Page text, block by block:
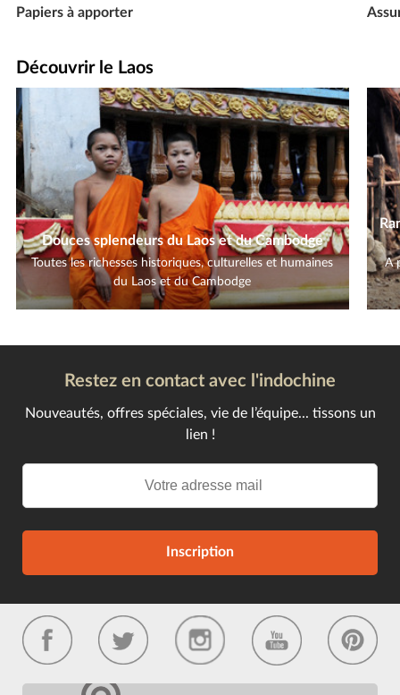
Papiers à apporter
Découvrir le Laos
Douces splendeurs du Laos et du Cambodge
Toutes les richesses historiques, culturelles et humaines
du Laos et du Cambodge
A
Restez en contact avec l'indochine
Nouveautés, offres spéciales, vie de l’équipe... tissons un
lien !
Inscription